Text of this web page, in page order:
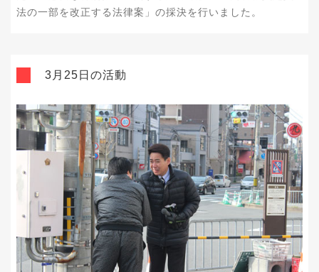
法の一部を改正する法律案」の採決を行いました。
3月25日の活動